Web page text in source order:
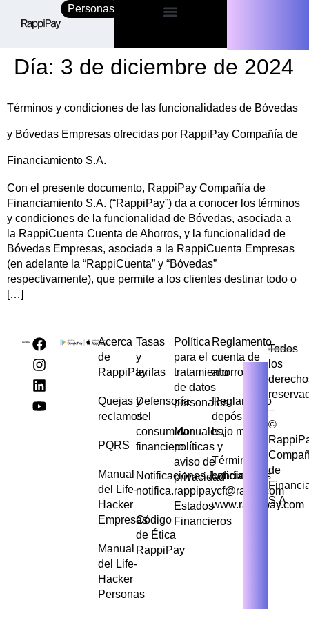
Personas Empresas
Día: 3 de diciembre de 2024
Términos y condiciones de las funcionalidades de Bóvedas
y Bóvedas Empresas ofrecidas por RappiPay Compañía de
Financiamiento S.A.
Con el presente documento, RappiPay Compañía de
Financiamiento S.A. (“RappiPay”) da a conocer los términos
y condiciones de la funcionalidad de Bóvedas, asociada a
la RappiCuenta Cuenta de Ahorros, y la funcionalidad de
Bóvedas Empresas, asociada a la RappiCuenta Empresas
(en adelante la “RappiCuenta” y “Bóvedas”
respectivamente), que permite a los clientes destinar todo o
[…]
Acerca
de
RappiPay
Quejas y
reclamos
PQRS
Manual
del Life-
Hacker
Empresas
Manual
del Life-
Hacker
Personas
Tasas
y
tarifas
Defensoría
del
consumidor
financiero
Notificaciones Judiciales
notifica.rappipaycf@rappi.com
Código
de Ética
RappiPay
Política
para el
tratamiento
de datos
personales
Manuales,
políticas y
aviso de
privacidad
Estados
Financieros
Reglamento
cuenta de
ahorros
Reglamento
depósito de
bajo monto
Términos y
condiciones
www.rappipay.com
Todos
los
–
©
de
S.A